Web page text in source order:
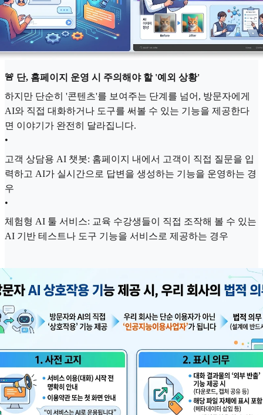
🚨 단, 홈페이지 운영 시 주의해야 할 '예외 상황'
하지만 단순히 '콘텐츠'를 보여주는 단계를 넘어, 방문자에게
AI와 직접 대화하거나 도구를 써볼 수 있는 기능을 제공한다
면 이야기가 완전히 달라집니다.
•
고객 상담용 AI 챗봇: 홈페이지 내에서 고객이 직접 질문을 입
력하고 AI가 실시간으로 답변을 생성하는 기능을 운영하는 경
우
•
체험형 AI 툴 서비스: 교육 수강생들이 직접 조작해 볼 수 있는
AI 기반 테스트나 도구 기능을 서비스로 제공하는 경우